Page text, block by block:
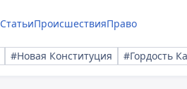
СтатьиПроисшествияПраво
#Новая Конституция #Гордость